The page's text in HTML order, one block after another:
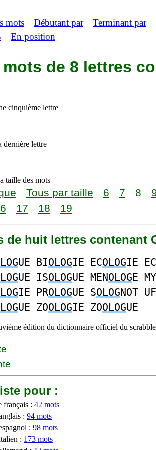
mots | Débutant par| Terminant par|
| En position
de 8 lettres
cinquième lettre
dernière lettre
taille des mots
Tous par taille 6 7 8
17 18 19
de huit lettres contenant
UE BIOLOGIE ECOLOGIE EC
UE ISOLOGUE MENOLOGE MY
IE PROLOGUE SOLOGNOT UF
UE ZOOLOGIE ZOOLOGUE
édition du dictionnaire officiel du
pour :
français : 42 mots
: 94 mots
: 98 mots
: 173 mots